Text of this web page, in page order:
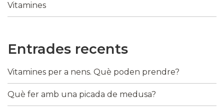
Vitamines
Entrades recents
Vitamines per a nens. Què poden prendre?
Què fer amb una picada de medusa?